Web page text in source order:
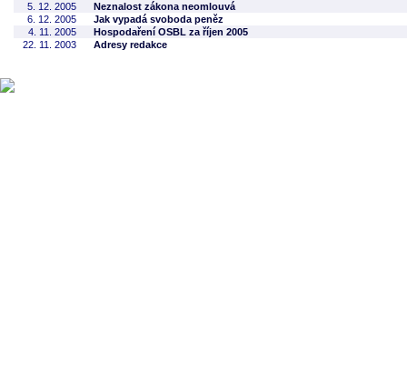
5. 12. 2005
Neznalost zákona neomlouvá
6. 12. 2005
Jak vypadá svoboda peněz
4. 11. 2005
Hospodaření OSBL za říjen 2005
22. 11. 2003
Adresy redakce